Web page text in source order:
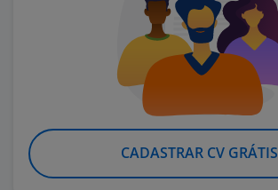
CADASTRAR CV GRÁTIS